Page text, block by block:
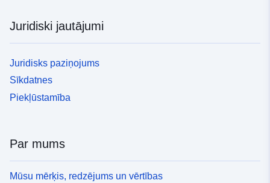
Juridiski jautājumi
Juridisks paziņojums
Sīkdatnes
Piekļūstamība
Par mums
Mūsu mērķis, redzējums un vērtības